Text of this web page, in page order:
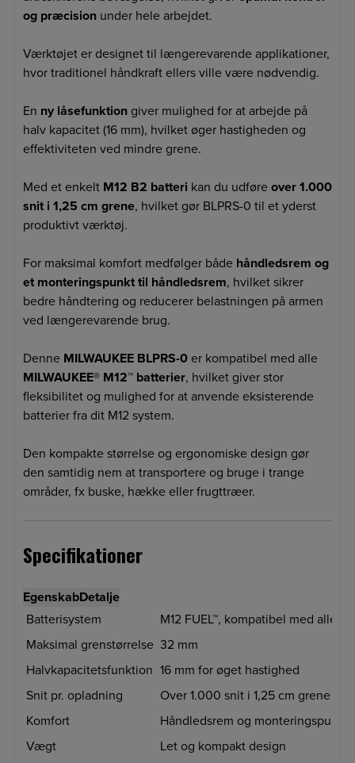
og præcisionunder hele arbejdet.
Værktøjet er designet til længerevarende applikationer,
hvor traditionel håndkraft ellers ville være nødvendig.
En ny låsefunktiongiver mulighed for at arbejde på
halv kapacitet (16 mm), hvilket øger hastigheden og
effektiviteten ved mindre grene.
Med et enkelt M12 B2 batteri kan du udføre over 1.000
snit i 1,25 cm grene, hvilket gør BLPRS-0 til et yderst
produktivt værktøj.
For maksimal komfort medfølger både håndledsrem og
et monteringspunkt til håndledsrem, hvilket sikrer
bedre håndtering og reducerer belastningen på armen
ved længerevarende brug.
Denne MILWAUKEE BLPRS-0er kompatibel med alle
MILWAUKEE® M12™ batterier, hvilket giver stor
fleksibilitet og mulighed for at anvende eksisterende
batterier fra dit M12 system.
Den kompakte størrelse og ergonomiske design gør
den samtidig nem at transportere og bruge i trange
områder, fx buske, hække eller frugttræer.
Specifikationer
EgenskabDetalje
Batterisystem
M12 FUEL™, kompatibel med alle
Maksimal grenstørrelse 32 mm
Halvkapacitetsfunktion 16 mm for øget hastighed
Snit pr. opladning
Over 1.000 snit i 1,25 cm grene
Komfort
Håndledsrem og monteringspunkt
Vægt
Let og kompakt design